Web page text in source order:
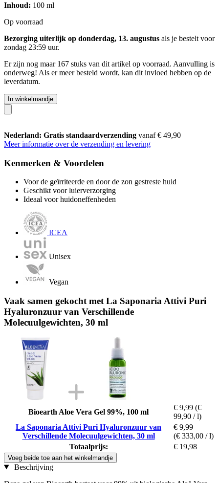
Inhoud: 100 ml
Op voorraad
Bezorging uiterlijk op donderdag, 13. augustus als je bestelt voor
zondag 23:59 uur.
Er zijn nog maar 167 stuks van dit artikel op voorraad. Aanvulling is
onderweg! Als er meer besteld wordt, kan dit invloed hebben op de
leverdatum.
In winkelmandje
Nederland: Gratis standaardverzending vanaf € 49,90
Meer informatie over de verzending en levering
Kenmerken & Voordelen
Voor de geïrriteerde en door de zon gestreste huid
Geschikt voor luierverzorging
Ideaal voor huidoneffenheden
ICEA
Unisex
Vegan
Vaak samen gekocht met La Saponaria Attivi Puri
Hyaluronzuur van Verschillende
Molecuulgewichten, 30 ml
Bioearth Aloe Vera Gel 99%, 100 ml
€ 9,99 (€
99,90 / l)
La Saponaria Attivi Puri Hyaluronzuur van
Verschillende Molecuulgewichten, 30 ml
€ 9,99
(€ 333,00 / l)
Totaalprijs:
€ 19,98
Voeg beide toe aan het winkelmandje
Beschrijving